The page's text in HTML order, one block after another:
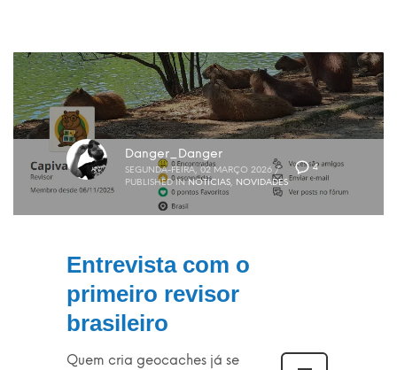
4
Danger_Danger
SEGUNDA-FEIRA, 02 MARÇO 2026 /
PUBLISHED IN NOTÍCIAS, NOVIDADES
Entrevista com o
primeiro revisor
brasileiro
Quem cria geocaches já se